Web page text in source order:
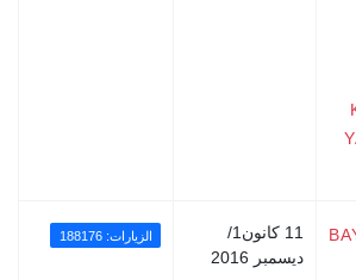
11 كانون1/
ديسمبر 2016
الزيارات: 188176